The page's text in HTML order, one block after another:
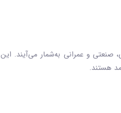
صنعتی و عمرانی به‌شمار می‌آیند. این
هستند.